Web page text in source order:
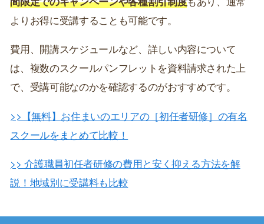
よりお得に受講することも可能です。
費用、開講スケジュールなど、詳しい内容について
は、複数のスクールパンフレットを資料請求された上
で、受講可能なのかを確認するのがおすすめです。
>>【無料】お住まいのエリアの［初任者研修］の有名
スクールをまとめて比較！
>> 介護職員初任者研修の費用と安く抑える方法を解
説！地域別に受講料も比較